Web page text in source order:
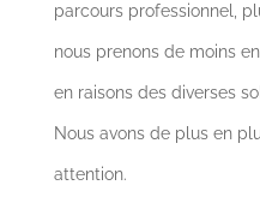
parcours professionnel,
nous prenons de moins
en raisons des diverses
Nous avons de plus en
attention.